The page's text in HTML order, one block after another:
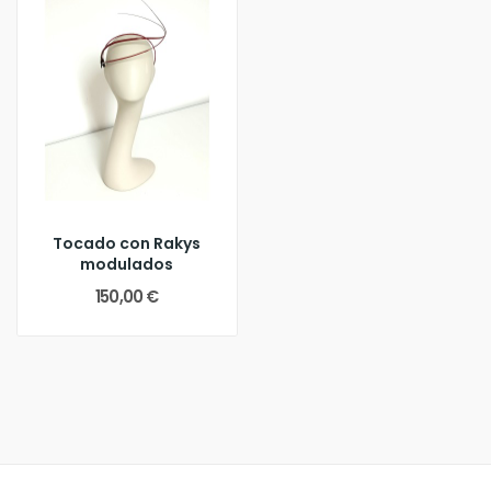
Tocado con Rakys
modulados
150,00 €